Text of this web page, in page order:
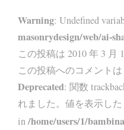
Warning: Undefined
masonrydesign/web/ai-
この投稿は 2010 年 3 月
この投稿へのコメントは
Deprecated: 関数
れました。値を表示し
in/home/users/1/